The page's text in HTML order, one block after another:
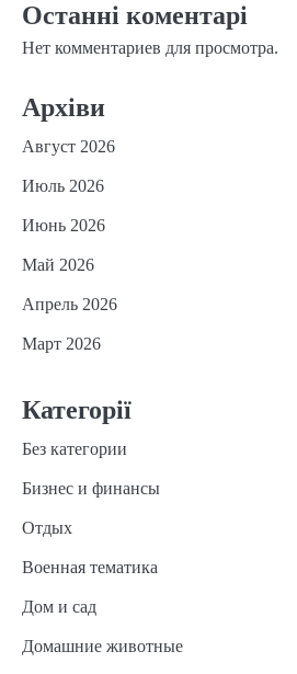
Останні коментарі
Нет комментариев для просмотра.
Архіви
Август 2026
Июль 2026
Июнь 2026
Май 2026
Апрель 2026
Март 2026
Категорії
Без категории
Бизнес и финансы
Отдых
Военная тематика
Дом и сад
Домашние животные